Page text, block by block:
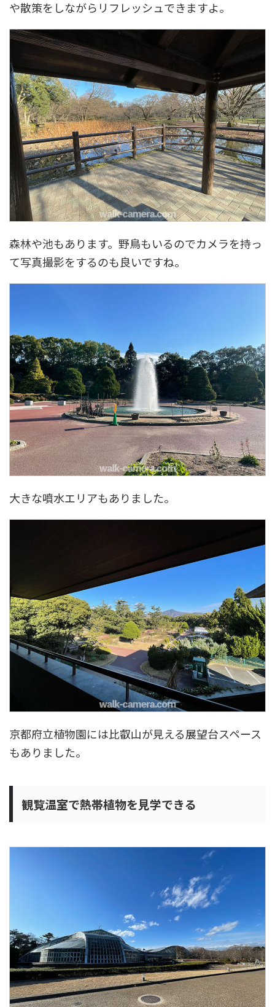
や散策をしながらリフレッシュできますよ。
森林や池もあります。野鳥もいるのでカメラを持っ
て写真撮影をするのも良いですね。
大きな噴水エリアもありました。
京都府立植物園には比叡山が見える展望台スペース
もありました。
観覧温室で熱帯植物を見学できる